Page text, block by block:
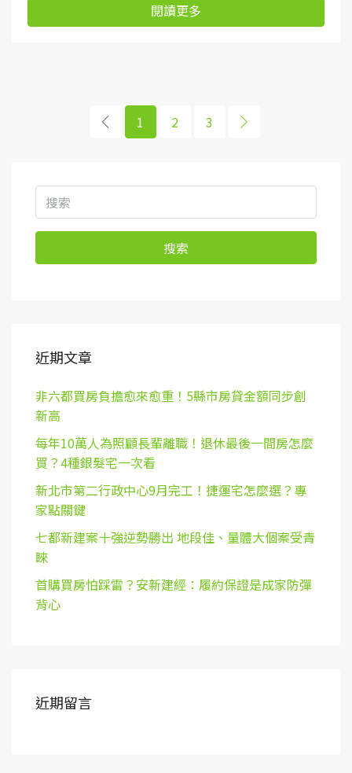
閱讀更多
1 2 3
搜索
近期文章
非六都買房負擔愈來愈重！5縣市房貸金額同步創
新高
每年10萬人為照顧長輩離職！退休最後一間房怎麼
買？4種銀髮宅一次看
新北市第二行政中心9月完工！捷運宅怎麼選？專
家點關鍵
七都新建案十強逆勢勝出 地段佳、量體大個案受青
睞
首購買房怕踩雷？安新建經：履約保證是成家防彈
背心
近期留言